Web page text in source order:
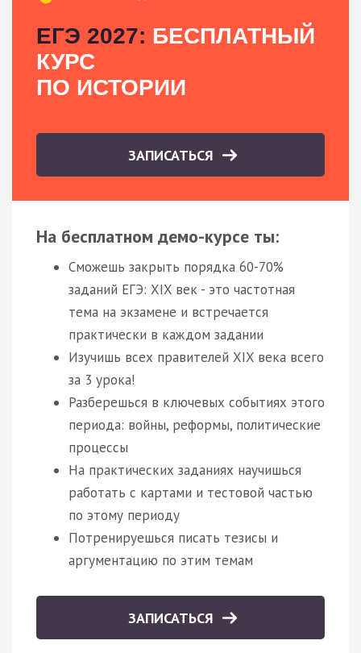
ЕГЭ 2027: БЕСПЛАТНЫЙ
КУРС
ПО ИСТОРИИ
ЗАПИСАТЬСЯ
На бесплатном демо-курсе ты:
Сможешь закрыть порядка 60-70%
заданий ЕГЭ: XIX век - это частотная
тема на экзамене и встречается
практически в каждом задании
Изучишь всех правителей XIX века всего
за 3 урока!
Разберешься в ключевых событиях этого
периода: войны, реформы, политические
процессы
На практических заданиях научишься
работать с картами и тестовой частью
по этому периоду
Потренируешься писать тезисы и
аргументацию по этим темам
ЗАПИСАТЬСЯ